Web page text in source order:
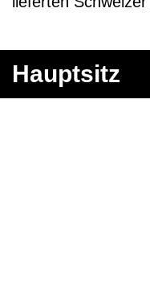
Hauptsitz